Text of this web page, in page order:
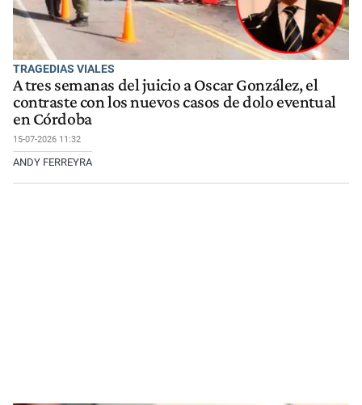
TRAGEDIAS VIALES
A tres semanas del juicio a Oscar González, el
contraste con los nuevos casos de dolo eventual
en Córdoba
15-07-2026 11:32
ANDY FERREYRA